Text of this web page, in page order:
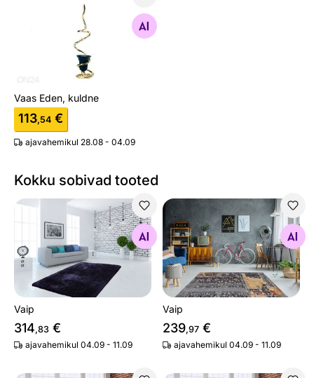
Vaas Eden, kuldne
Otsi sarnaseid
Vaas Eden, kuldne
113,54 €
ajavahemikul 28.08 - 04.09
Kokku sobivad tooted
Otsi sarnaseid
Vaip
314,83 €
ajavahemikul 04.09 - 11.09
Vaip
Otsi sarnaseid
Vaip
239,97 €
ajavahemikul 04.09 - 11.09